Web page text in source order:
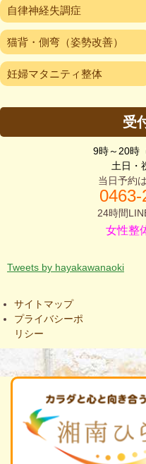
自律神経失調症
猫背・側弯（姿勢改善）
妊婦マタニティ整体
受
9時～20時
土日・
当日予約
0463-
24時間
女性整
Tweets by hayakawanaoki
サイトマップ
プライバシーポ
リシー